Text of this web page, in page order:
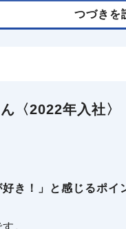
つづきを
2022年入社〉
き！」と感じるポイ
。